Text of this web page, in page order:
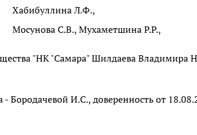
Хабибуллина Л.Ф.,
Мосунова С.В., Мухаметшина Р.Р.,
"НК "Самара" Шилдаева Владимира
Бородачевой И.С., доверенность от